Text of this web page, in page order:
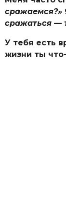
сражаемся?»
сражаться —
У тебя есть
жизни ты